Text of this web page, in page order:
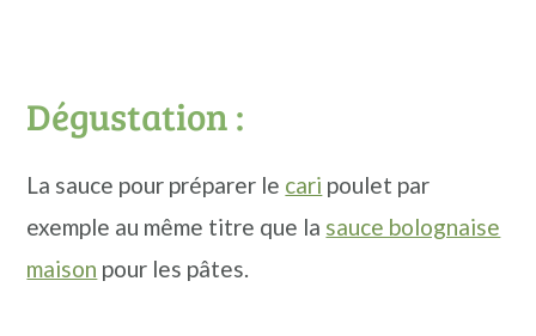
Dégustation :
La sauce pour préparer le cari poulet par
exemple au même titre que la sauce bolognaise
maison pour les pâtes.